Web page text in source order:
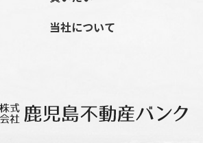
当社について